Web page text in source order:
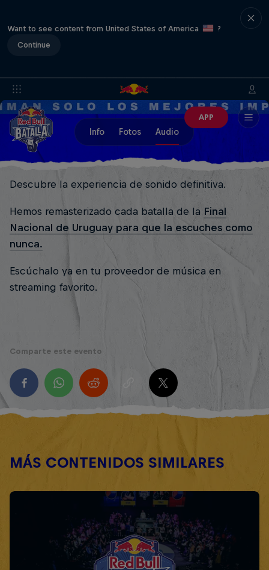
Want to see content from United States of America
?
Continue
APP
Info Fotos Audio
Descubre la experiencia de sonido definitiva.
Hemos remasterizado cada batalla de la Final
Nacional de Uruguay para que la escuches como
nunca.
Escúchalo ya en tu proveedor de música en
streaming favorito.
Comparte este evento
MÁS CONTENIDOS SIMILARES